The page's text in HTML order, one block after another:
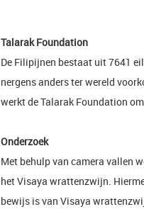
Talarak Foundation
De Filipijnen bestaat uit 7641
nergens anders ter wereld
werkt de Talarak Foundation
Onderzoek
Met behulp van camera vallen
het Visaya wrattenzwijn.
bewijs is van Visaya